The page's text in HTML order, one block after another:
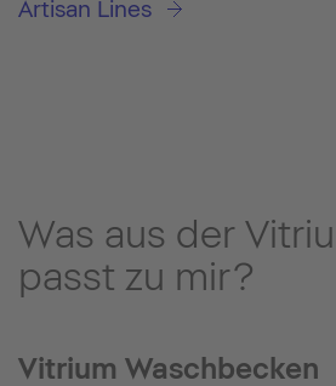
Artisan Lines
Was aus der
passt zu mir?
Vitrium Waschbecken